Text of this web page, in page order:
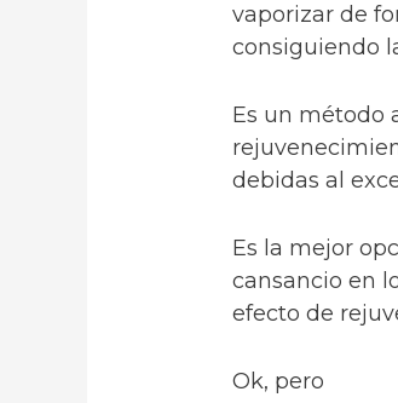
vaporizar de
consiguiendo
Es un método
debidas al
Es la mejor
cansancio en
efecto de
Ok, pero